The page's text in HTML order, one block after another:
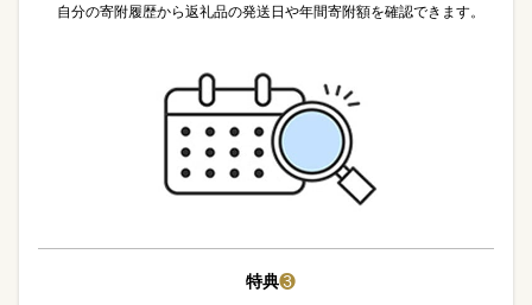
自分の寄附履歴から返礼品の発送日や年間寄附額を確認できます。
特典❸